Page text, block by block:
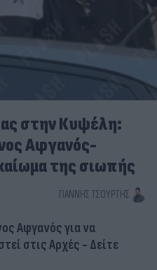
στην Κυψέλη:
Αφγανός-
της σιωπής
ΓΙΆΝΝΗΣ ΤΣΟΎΡΤΗΣ
Αφγανός για να
στις Αρχές - Δείτε